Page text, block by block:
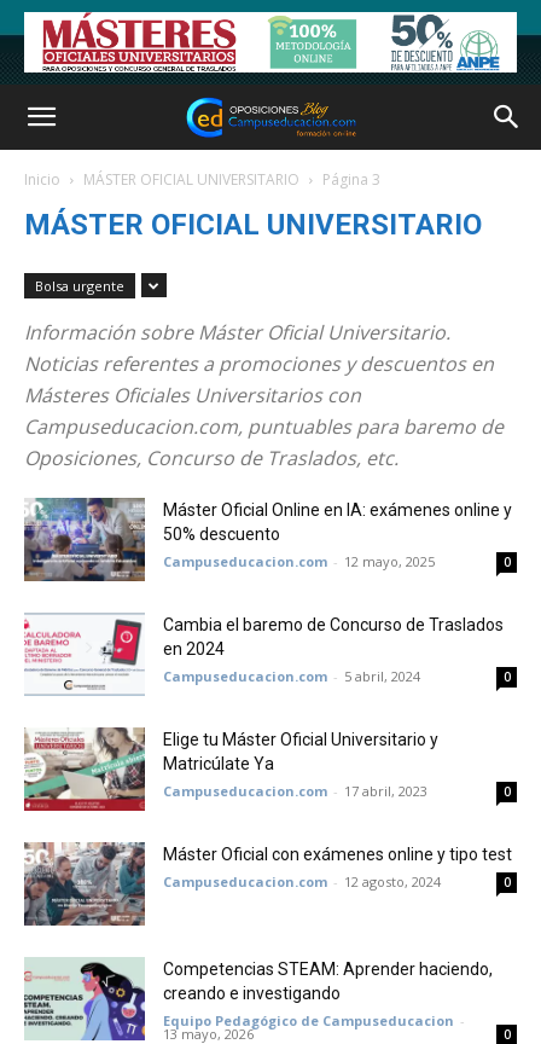
Inicio MÁSTER OFICIAL UNIVERSITARIO Página 3
MÁSTER OFICIAL UNIVERSITARIO
Bolsa urgente
Información sobre Máster Oficial Universitario.
Noticias referentes a promociones y descuentos en
Másteres Oficiales Universitarios con
Campuseducacion.com, puntuables para baremo de
Oposiciones, Concurso de Traslados, etc.
Máster Oficial Online en IA: exámenes online y
50% descuento
Campuseducacion.com - 12 mayo, 2025 0
Cambia el baremo de Concurso de Traslados
en 2024
Campuseducacion.com - 5 abril, 2024 0
Elige tu Máster Oficial Universitario y
Matricúlate Ya
Campuseducacion.com - 17 abril, 2023 0
Máster Oficial con exámenes online y tipo test
Campuseducacion.com - 12 agosto, 2024 0
Competencias STEAM: Aprender haciendo,
creando e investigando
Equipo Pedagógico de Campuseducacion -
13 mayo, 2026 0